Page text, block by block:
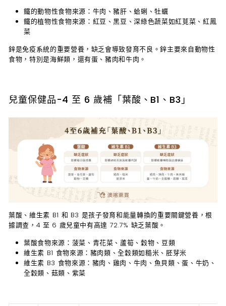
鐵的動物性食物來源 ：牛肉、豬肝、蛤蜊、牡蠣
鐵的植物性食物來源 ：紅豆、黑豆、深綠色蔬菜如紅莧菜、紅鳳
菜
鋅是免疫系統的重要營養，缺乏會導致發育不良。鋅主要來自動物性
食物，特別是海鮮類 ，還有蛋、豬肉和牛肉 。
兒童保健品-4 至 6 歲補「葉酸、B1、B3」
葉酸、維生素 B1 和 B3 是孩子發育和能量轉換的重要關鍵營養，根
據調查，4 至 6 歲兒童中有高達 72.7% 缺乏葉酸。
葉酸食物來源：菠菜、青花菜、蘆筍、穀物、豆類
維生素 B1 食物來源：豬肉類、全穀類如糙米、胚芽米
維生素 B3 食物來源：豬肉、雞肉、牛肉、魚貝類、蛋、牛奶、
全穀類、菇類、紫菜